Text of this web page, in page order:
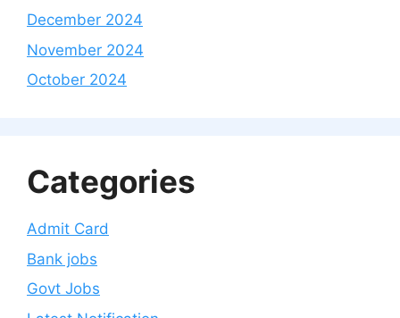
December 2024
November 2024
October 2024
Categories
Admit Card
Bank jobs
Govt Jobs